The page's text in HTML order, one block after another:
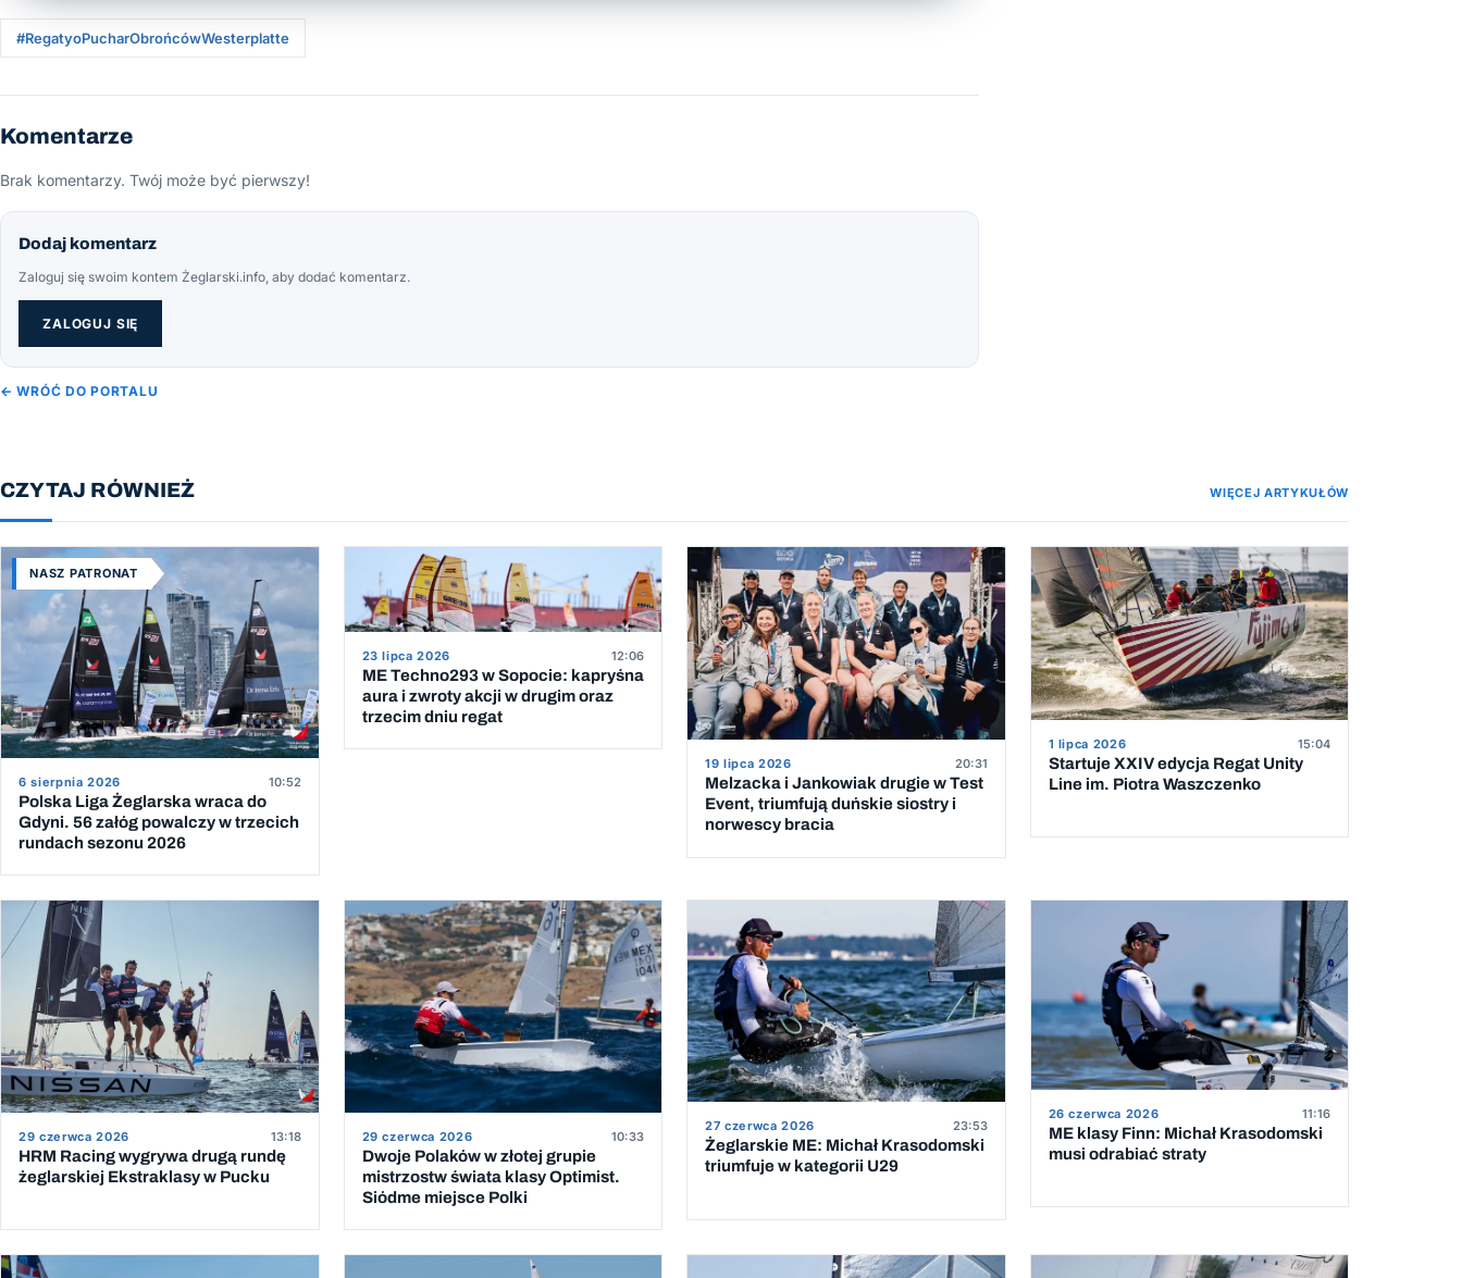
#RegatyoPucharObrońcówWesterplatte
Komentarze
Brak komentarzy. Twój może być pierwszy!
Dodaj komentarz
Zaloguj się swoim kontem Żeglarski.info, aby dodać komentarz.
ZALOGUJ SIĘ
← WRÓĆ DO PORTALU
CZYTAJ RÓWNIEŻ WIĘCEJ ARTYKUŁÓW
NASZ PATRONAT
6 sierpnia 2026 10:52
Polska Liga Żeglarska wraca do
Gdyni. 56 załóg powalczy w trzecich
rundach sezonu 2026
23 lipca 2026 12:06
ME Techno293 w Sopocie: kapryśna
aura i zwroty akcji w drugim oraz
trzecim dniu regat
19 lipca 2026 20:31
Melzacka i Jankowiak drugie w Test
Event, triumfują duńskie siostry i
norwescy bracia
1 lipca 2026 15:04
Startuje XXIV edycja Regat Unity
Line im. Piotra Waszczenko
29 czerwca 2026 13:18
HRM Racing wygrywa drugą rundę
żeglarskiej Ekstraklasy w Pucku
29 czerwca 2026 10:33
Dwoje Polaków w złotej grupie
mistrzostw świata klasy Optimist.
Siódme miejsce Polki
27 czerwca 2026 23:53
Żeglarskie ME: Michał Krasodomski
triumfuje w kategorii U29
26 czerwca 2026 11:16
ME klasy Finn: Michał Krasodomski
musi odrabiać straty